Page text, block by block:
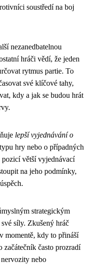
soustředí na boj
nezanedbatelnou
hráči vědí, že jeden
rytmus partie. To
své klíčové tahy,
kdy a jak se budou hrát
lepší vyjednávání o
hry nebo o případných
pozicí větší vyjednávací
na jeho podmínky,
strategickým
síly. Zkušený hráč
momentě, kdy to přináší
začátečník často prozradí
nebo